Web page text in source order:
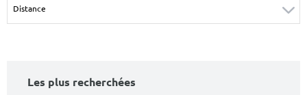
m² m²
Les plus recherchées